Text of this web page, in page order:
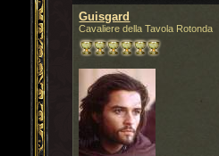
Guisgard
Cavaliere della Tavola Rotonda